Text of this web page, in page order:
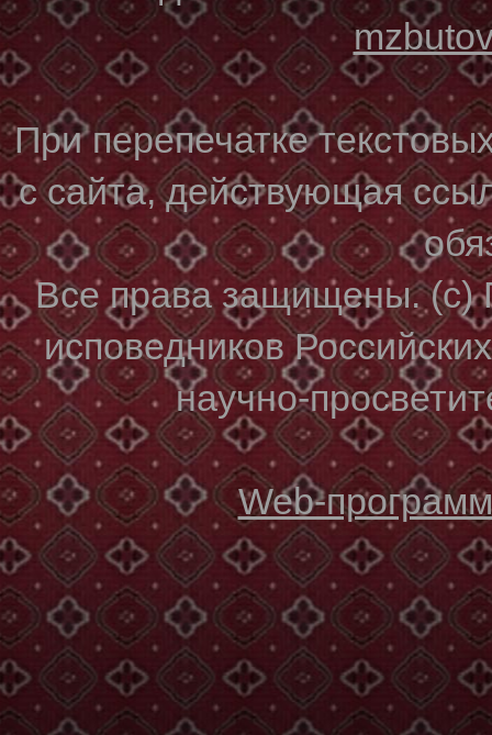
При перепечатке
с сайта, действующая
Все права защищены. (с)
исповедников
научно-
Web-